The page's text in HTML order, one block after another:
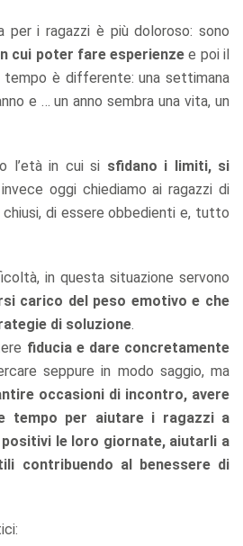
per i ragazzi è più doloroso: sono
cui poter fare esperienze e poi il
è differente: una settimana
e … un anno sembra una vita, un
l’età in cui si sfidano i limiti, si
oggi chiediamo ai ragazzi di
di essere obbedienti e, tutto
in questa situazione servono
carico del peso emotivo e che
di soluzione.
fiducia e dare concretamente
seppure in modo saggio, ma
occasioni di incontro, avere
tempo per aiutare i ragazzi a
le loro giornate, aiutarli a
contribuendo al benessere di